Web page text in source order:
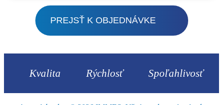
PREJSŤ K OBJEDNÁVKE
Kvalita Rýchlosť Spoľahlivosť